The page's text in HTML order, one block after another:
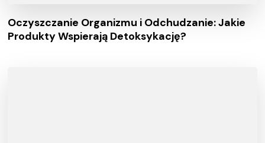
Oczyszczanie Organizmu i Odchudzanie: Jakie
Produkty Wspierają Detoksykację?